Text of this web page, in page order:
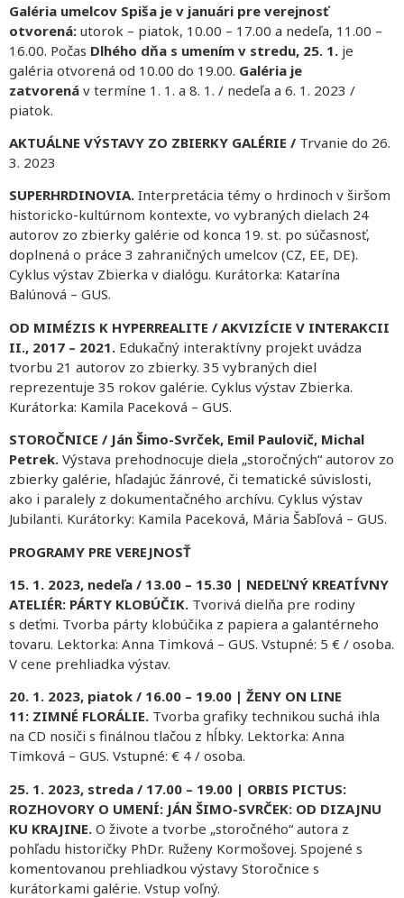
Galéria umelcov Spiša je v januári pre verejnosť
otvorená: utorok – piatok, 10.00 – 17.00 a nedeľa, 11.00 –
16.00. Počas Dlhého dňa s umením v stredu, 25. 1. je
galéria otvorená od 10.00 do 19.00. Galéria je
zatvorená v termíne 1. 1. a 8. 1. / nedeľa a 6. 1. 2023 /
piatok.
AKTUÁLNE VÝSTAVY ZO ZBIERKY GALÉRIE / Trvanie do 26.
3. 2023
SUPERHRDINOVIA. Interpretácia témy o hrdinoch v širšom
historicko-kultúrnom kontexte, vo vybraných dielach 24
autorov zo zbierky galérie od konca 19. st. po súčasnosť,
doplnená o práce 3 zahraničných umelcov (CZ, EE, DE).
Cyklus výstav Zbierka v dialógu. Kurátorka: Katarína
Balúnová – GUS.
OD MIMÉZIS K HYPERREALITE / AKVIZÍCIE V INTERAKCII
II., 2017 – 2021. Edukačný interaktívny projekt uvádza
tvorbu 21 autorov zo zbierky. 35 vybraných diel
reprezentuje 35 rokov galérie. Cyklus výstav Zbierka.
Kurátorka: Kamila Paceková – GUS.
STOROČNICE / Ján Šimo-Svrček, Emil Paulovič, Michal
Petrek. Výstava prehodnocuje diela „storočných“ autorov zo
zbierky galérie, hľadajúc žánrové, či tematické súvislosti,
ako i paralely z dokumentačného archívu. Cyklus výstav
Jubilanti. Kurátorky: Kamila Paceková, Mária Šabľová – GUS.
PROGRAMY PRE VEREJNOSŤ
15. 1. 2023, nedeľa / 13.00 – 15.30 | NEDEĽNÝ KREATÍVNY
ATELIÉR: PÁRTY KLOBÚČIK. Tvorivá dielňa pre rodiny
s deťmi. Tvorba párty klobúčika z papiera a galantérneho
tovaru. Lektorka: Anna Timková – GUS. Vstupné: 5 € / osoba.
V cene prehliadka výstav.
20. 1. 2023, piatok / 16.00 – 19.00 | ŽENY ON LINE
11: ZIMNÉ FLORÁLIE. Tvorba grafiky technikou suchá ihla
na CD nosiči s finálnou tlačou z hĺbky. Lektorka: Anna
Timková – GUS. Vstupné: € 4 / osoba.
25. 1. 2023, streda / 17.00 – 19.00 | ORBIS PICTUS:
ROZHOVORY O UMENÍ: JÁN ŠIMO-SVRČEK: OD DIZAJNU
KU KRAJINE. O živote a tvorbe „storočného“ autora z
pohľadu historičky PhDr. Ruženy Kormošovej. Spojené s
komentovanou prehliadkou výstavy Storočnice s
kurátorkami galérie. Vstup voľný.